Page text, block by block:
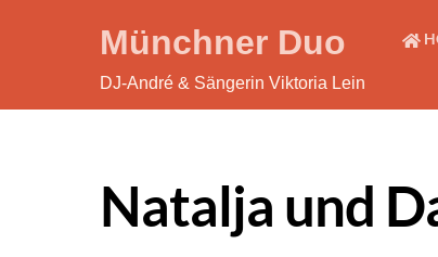
Münchner Duo
DJ-André & Sängerin Viktoria Lein
Natalja und